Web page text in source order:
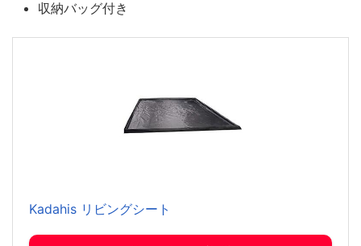
収納バッグ付き
Kadahis リビングシート